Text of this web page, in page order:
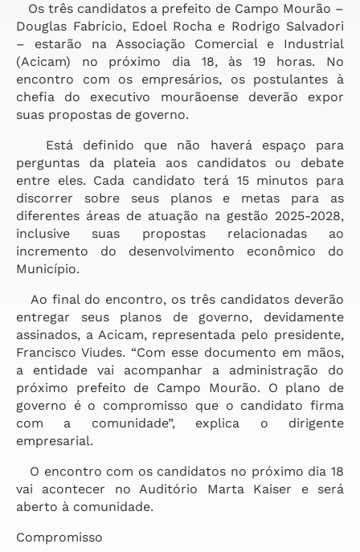
Os três candidatos a prefeito de Campo Mourão –
Douglas Fabrício, Edoel Rocha e Rodrigo Salvadori
– estarão na Associação Comercial e Industrial
(Acicam) no próximo dia 18, às 19 horas. No
encontro com os empresários, os postulantes à
chefia do executivo mourãoense deverão expor
suas propostas de governo.
Está definido que não haverá espaço para
perguntas da plateia aos candidatos ou debate
entre eles. Cada candidato terá 15 minutos para
discorrer sobre seus planos e metas para as
diferentes áreas de atuação na gestão 2025-2028,
inclusive suas propostas relacionadas ao
incremento do desenvolvimento econômico do
Município.
Ao final do encontro, os três candidatos deverão
entregar seus planos de governo, devidamente
assinados, a Acicam, representada pelo presidente,
Francisco Viudes. “Com esse documento em mãos,
a entidade vai acompanhar a administração do
próximo prefeito de Campo Mourão. O plano de
governo é o compromisso que o candidato firma
com a comunidade”, explica o dirigente
empresarial.
O encontro com os candidatos no próximo dia 18
vai acontecer no Auditório Marta Kaiser e será
aberto à comunidade.
Compromisso